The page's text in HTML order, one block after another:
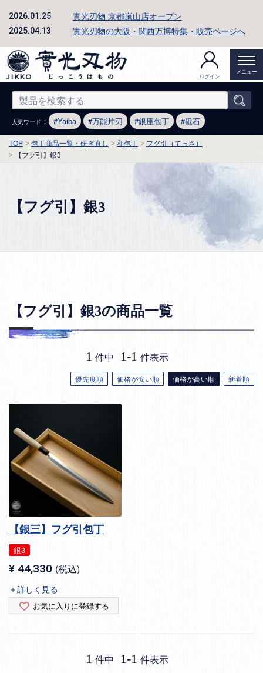
2026.01.25 實光刃物 京都嵐山店オープン
2025.04.13 實光刃物の大阪・関西万博特集・販売ページへ
ログイン
メニュー
人気ワード ： Yaiba 万能片刃 銀座包丁 砥石
TOP 包丁商品一覧・研ぎ直し 和包丁
フグ引（てっさ）
【フグ引】銀3
【フグ引】銀3
【フグ引】銀3の商品一覧
優先度順 価格が安い順 価格が高い順 新着順
1 件中 1-1 件表示
【銀三】フグ引包丁
銀3
¥ 44,330 税込
＋詳しく見る
お気に入りに登録する
1 件中 1-1 件表示